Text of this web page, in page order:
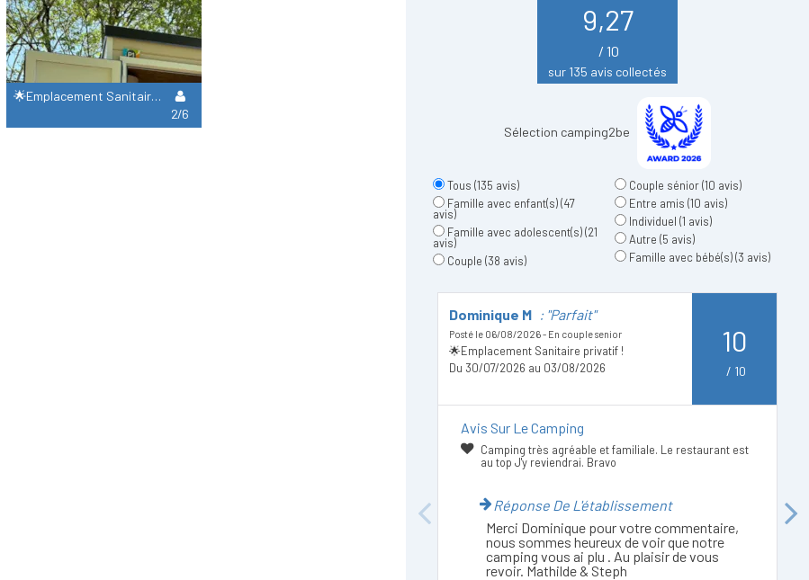
🌟Emplacement Sanitaire Privatif !
2/6
9,27
/ 10
sur 135 avis collectés
Sélection camping2be
Tous (135 avis)
Famille avec enfant(s)(47
avis)
Famille avec adolescent(s)(21
avis)
Couple (38 avis)
Couple sénior(10 avis)
Entre amis (10 avis)
Individuel (1 avis)
Autre (5 avis)
Famille avec bébé(s)(3 avis)
Previous
Dominique M : "Parfait"
Posté le 06/08/2026 - En couple senior
🌟Emplacement Sanitaire privatif !
Du 30/07/2026 au 03/08/2026
10
/ 10
Avis Sur Le Camping
Camping très agréable et familiale. Le restaurant est
au top J'y reviendrai. Bravo
Réponse De L'établissement
Merci Dominique pour votre commentaire,
nous sommes heureux de voir que notre
camping vous ai plu . Au plaisir de vous
revoir. Mathilde & Steph
Next